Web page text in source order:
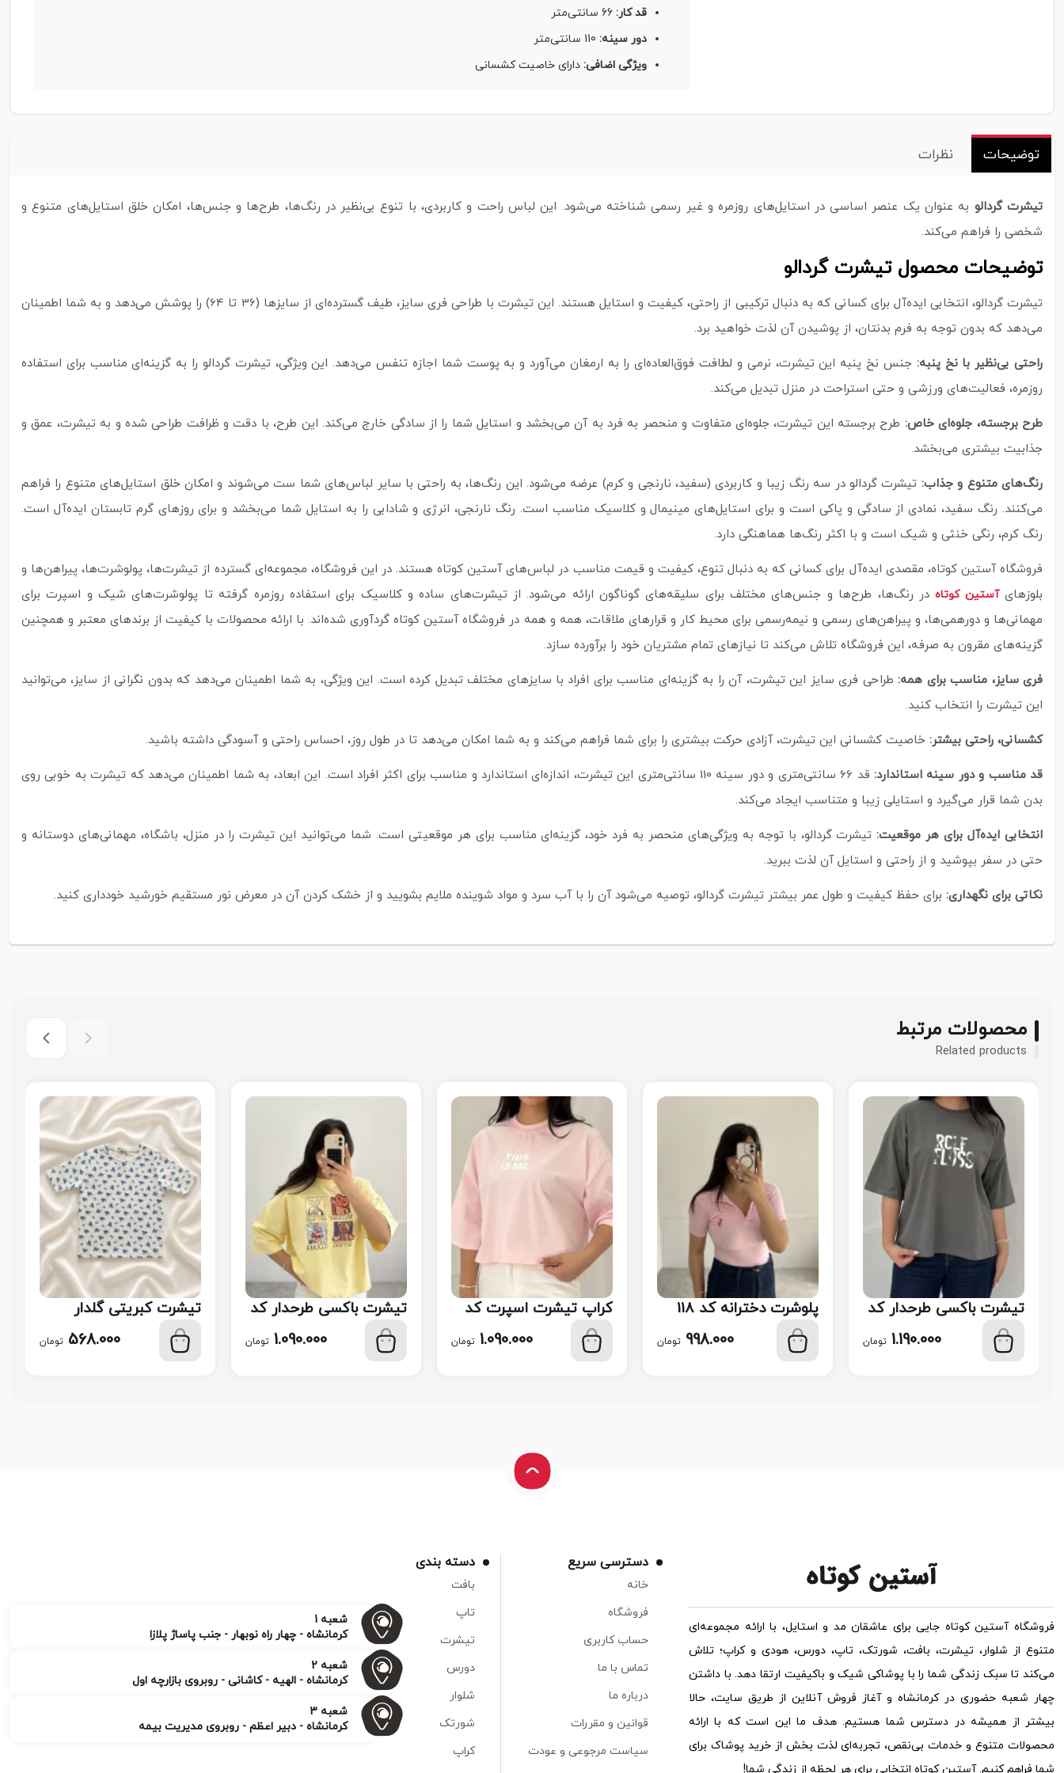
قد کار: 66 سانتی‌متر
دور سینه:
ویژگی اضافی: دارای خاصیت کشسانی
توضیحات نظرات
تیشرت گردالو به عنوان یک عنصر اساسی در استایل‌های روزمره و غیر رسمی شناخته می‌شود. این لباس راحت و کاربردی، با تنوع بی‌نظیر در رنگ‌ها، طرح‌ها و جنس‌ها، امکان خلق استایل‌های متنوع و
شخصی را فراهم می‌کند.
توضیحات محصول تیشرت گردالو
تیشرت گردالو، انتخابی ایده‌آل برای کسانی که به دنبال ترکیبی از راحتی، کیفیت و استایل هستند. این تیشرت با طراحی فری سایز، طیف گسترده‌ای از سایزها (36 تا 64) را پوشش می‌دهد و به شما اطمینان
می‌دهد که بدون توجه به فرم بدنتان، از پوشیدن آن لذت خواهید برد.
راحتی بی‌نظیر با نخ پنبه: جنس نخ پنبه این تیشرت، نرمی و لطافت فوق‌العاده‌ای را به ارمغان می‌آورد و به پوست شما اجازه تنفس می‌دهد. این ویژگی، تیشرت گردالو را به گزینه‌ای مناسب برای استفاده
روزمره، فعالیت‌های ورزشی و حتی استراحت در منزل تبدیل می‌کند.
طرح برجسته، جلوه‌ای خاص: طرح برجسته این تیشرت، جلوه‌ای متفاوت و منحصر به فرد به آن می‌بخشد و استایل شما را از سادگی خارج می‌کند. این طرح، با دقت و ظرافت طراحی شده و به تیشرت، عمق و
جذابیت بیشتری می‌بخشد.
رنگ‌های متنوع و جذاب: تیشرت گردالو در سه رنگ زیبا و کاربردی (سفید، نارنجی و کرم) عرضه می‌شود. این رنگ‌ها، به راحتی با سایر لباس‌های شما ست می‌شوند و امکان خلق استایل‌های متنوع را فراهم
می‌کنند. رنگ سفید، نمادی از سادگی و پاکی است و برای استایل‌های مینیمال و کلاسیک مناسب است. رنگ نارنجی، انرژی و شادابی را به استایل شما می‌بخشد و برای روزهای گرم تابستان ایده‌آل است.
رنگ کرم، رنگی خنثی و شیک است و با اکثر رنگ‌ها هماهنگی دارد.
فروشگاه آستین کوتاه، مقصدی ایده‌آل برای کسانی که به دنبال تنوع، کیفیت و قیمت مناسب در لباس‌های آستین کوتاه هستند. در این فروشگاه، مجموعه‌ای گسترده از تیشرت‌ها، پولوشرت‌ها، پیراهن‌ها و
بلوزهایآستین کوتاهدر رنگ‌ها، طرح‌ها و جنس‌های مختلف برای سلیقه‌های گوناگون ارائه می‌شود. از تیشرت‌های ساده و کلاسیک برای استفاده روزمره گرفته تا پولوشرت‌های شیک و اسپرت برای
مهمانی‌ها و دورهمی‌ها، و پیراهن‌های رسمی و نیمه‌رسمی برای محیط کار و قرارهای ملاقات، همه و همه در فروشگاه آستین کوتاه گردآوری شده‌اند. با ارائه محصولات با کیفیت از برندهای معتبر و همچنین
گزینه‌های مقرون‌ به‌ صرفه، این فروشگاه تلاش می‌کند تا نیازهای تمام مشتریان خود را برآورده سازد.
فری سایز، مناسب برای همه:طراحی فری سایز این تیشرت، آن را به گزینه‌ای مناسب برای افراد با سایزهای مختلف تبدیل کرده است. این ویژگی، به شما اطمینان می‌دهد که بدون نگرانی از سایز، می‌توانید
این تیشرت را انتخاب کنید.
کشسانی، راحتی بیشتر: خاصیت کشسانی این تیشرت، آزادی حرکت بیشتری را برای شما فراهم می‌کند و به شما امکان می‌دهد تا در طول روز، احساس راحتی و آسودگی داشته باشید.
قد مناسب و دور سینه استاندارد:
قد 66 سانتی‌متری و دور سینه 110 سانتی‌متری این تیشرت، اندازه‌ای استاندارد و مناسب برای اکثر افراد است. این ابعاد، به شما اطمینان می‌دهد که تیشرت به خوبی روی
بدن شما قرار می‌گیرد و استایلی زیبا و متناسب ایجاد می‌کند.
انتخابی ایده‌آل برای هر موقعیت:تیشرت گردالو، با توجه به ویژگی‌های منحصر به فرد خود، گزینه‌ای مناسب برای هر موقعیتی است. شما می‌توانید این تیشرت را در منزل، باشگاه، مهمانی‌های دوستانه و
حتی در سفر بپوشید و از راحتی و استایل آن لذت ببرید.
نکاتی برای نگهداری: برای حفظ کیفیت و طول عمر بیشتر تیشرت گردالو، توصیه می‌شود آن را با آب سرد و مواد شوینده ملایم بشویید و از خشک کردن آن در معرض نور مستقیم خورشید خودداری کنید.
محصولات مرتبط
Related products
تیشرت باکسی طرحدار کد
119
1.190.000 تومان
پلوشرت دخترانه کد 118
998.000 تومان
کراپ تیشرت اسپرت کد
117
1.090.000 تومان
تیشرت باکسی طرحدار کد
115
1.090.000 تومان
تیشرت‌ کبریتی گلدار
پینترستی کد 114 568.000 تومان
فروشگاه آستین کوتاه جایی برای عاشقان مد و استایل، با ارائه مجموعه‌ای
متنوع از شلوار، تیشرت، بافت، شورتک، تاپ، دورس، هودی و کراپ؛ تلاش
می‌کند تا سبک زندگی شما را با پوشاکی شیک و باکیفیت ارتقا دهد. با داشتن
چهار شعبه حضوری در کرمانشاه و آغاز فروش آنلاین از طریق سایت، حالا
بیشتر از همیشه در دسترس شما هستیم. هدف ما این است که با ارائه
محصولات متنوع و خدمات بی‌نقص، تجربه‌ای لذت بخش از خرید پوشاک برای
شما فراهم کنیم. آستین کوتاه انتخابی برای هر لحظه از زندگی شما!
دسترسی سریع
خانه
فروشگاه
حساب کاربری
تماس با ما
درباره ما
قوانین و مقررات
سیاست مرجوعی و عودت
دسته بندی
بافت
تاپ
تیشرت
دورس
شلوار
شورتک
کراپ
شعبه 1
کرمانشاه - چهار راه نوبهار - جنب پاساژ پلازا
شعبه 2
کرمانشاه - الهیه - کاشانی - روبروی بازارچه اول
شعبه 3
کرمانشاه - دبیر اعظم - روبروی مدیریت بیمه